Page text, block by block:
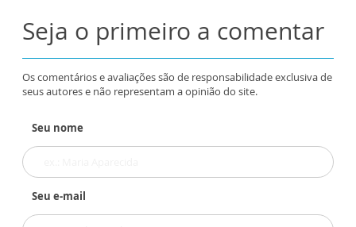
Seja o primeiro a comentar
Os comentários e avaliações são de responsabilidade exclusiva de
seus autores e não representam a opinião do site.
Seu nome
Seu e-mail